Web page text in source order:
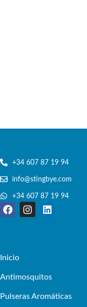
+34 607 87 19 94
info@stingbye.com
+34 607 87 19 94
Inicio
Antimosquitos
Pulseras Aromáticas